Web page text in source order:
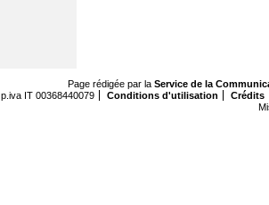
Page rédigée par la Service de la
p.iva IT 00368440079
Conditions d'utilisation
Crédits